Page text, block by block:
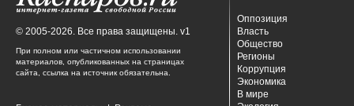
© 2005-2026. Все права защищены. v1
При полном или частичном использовании
материалов, опубликованных на страницах
сайта, ссылка на источник обязательна.
Оппозиция
Власть
Общество
Регионы
Коррупция
Экономика
В мире